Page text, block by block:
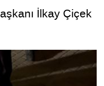
İlkay Çiçek